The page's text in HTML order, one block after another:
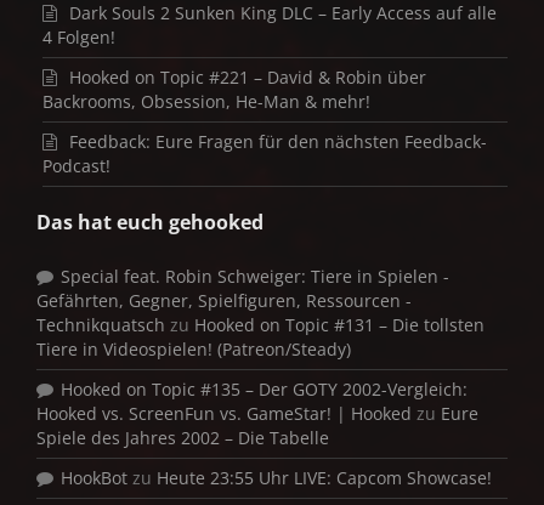
Dark Souls 2 Sunken King DLC – Early Access auf alle
4 Folgen!
Hooked on Topic #221 – David & Robin über
Backrooms, Obsession, He-Man & mehr!
Feedback: Eure Fragen für den nächsten Feedback-
Podcast!
Das hat euch gehooked
Special feat. Robin Schweiger: Tiere in Spielen -
Gefährten, Gegner, Spielfiguren, Ressourcen -
Technikquatsch zu Hooked on Topic #131 – Die tollsten
Tiere in Videospielen! (Patreon/Steady)
Hooked on Topic #135 – Der GOTY 2002-Vergleich:
Hooked vs. ScreenFun vs. GameStar! | Hooked zu Eure
Spiele des Jahres 2002 – Die Tabelle
HookBot zu Heute 23:55 Uhr LIVE: Capcom Showcase!